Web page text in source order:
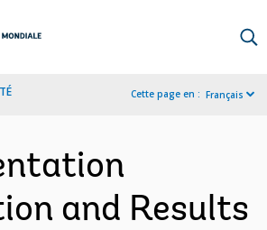
Cette page en : Français
and Results